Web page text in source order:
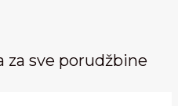
za sve porudžbine